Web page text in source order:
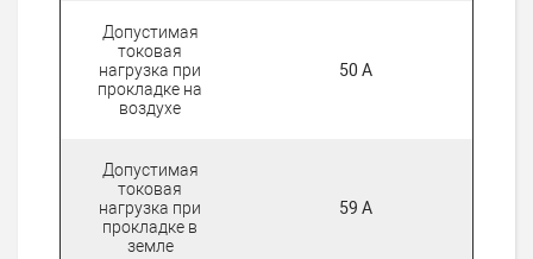
Допустимая
токовая
нагрузка при
прокладке на
воздухе
50 А
Допустимая
токовая
нагрузка при
прокладке в
земле
59 А